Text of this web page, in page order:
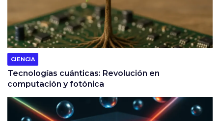
CIENCIA
Tecnologías cuánticas: Revolución en
computación y fotónica